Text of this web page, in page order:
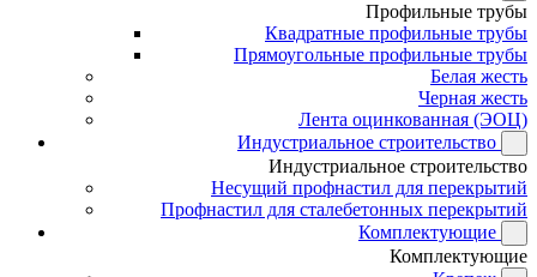
Профильные трубы
Квадратные профильные трубы
Прямоугольные профильные трубы
Белая жесть
Черная жесть
Лента оцинкованная (ЭОЦ)
Индустриальное строительство
Индустриальное строительство
Несущий профнастил для перекрытий
Профнастил для сталебетонных перекрытий
Комплектующие
Комплектующие